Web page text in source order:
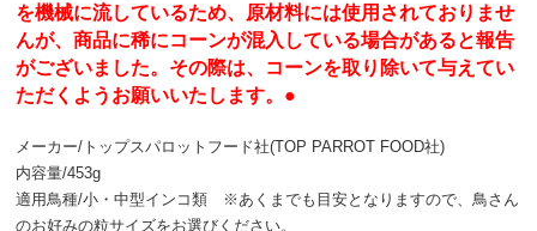
を機械に流しているため、原材料には使用されておりませ
んが、商品に稀にコーンが混入している場合があると報告
がございました。その際は、コーンを取り除いて与えてい
ただくようお願いいたします。●
メーカー/トップスパロットフード社(TOP PARROT FOOD社)
内容量/453g
適用鳥種/小・中型インコ類 ※あくまでも目安となりますので、鳥さん
のお好みの粒サイズをお選びください。